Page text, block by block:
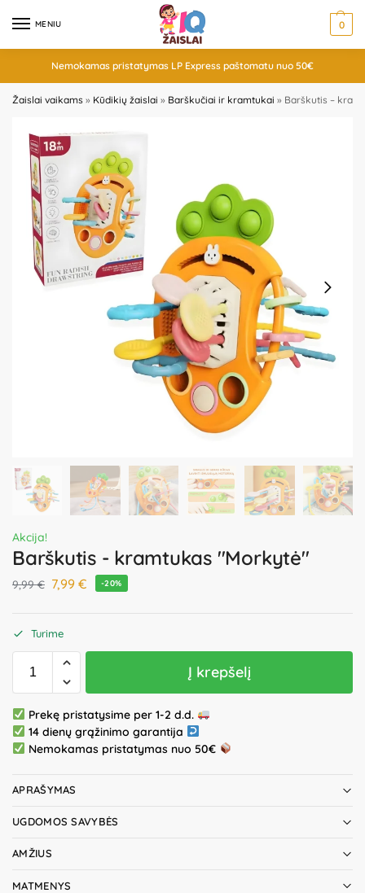
MENIU 0
Nemokamas pristatymas LP Express paštomatu nuo 50€
Žaislai vaikams » Kūdikių žaislai » Barškučiai ir kramtukai » Barškutis –
Akcija!
Barškutis - kramtukas "Morkytė"
9,99€ 7,99 € -20%
Turime
Į krepšelį
Prekę pristatysime per 1-2 d.d.
14 dienų grąžinimo garantija
Nemokamas pristatymas nuo 50€
APRAŠYMAS
UGDOMOS SAVYBĖS
AMŽIUS
MATMENYS